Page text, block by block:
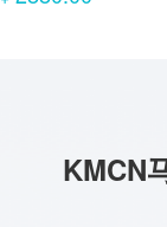
KMCN